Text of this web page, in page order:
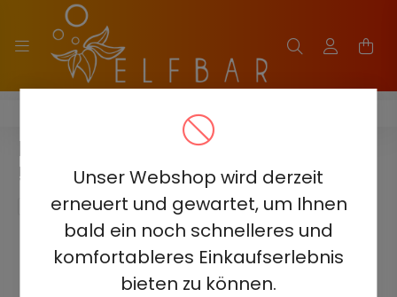
Unser Webshop wird derzeit
erneuert und gewartet, um Ihnen
bald ein noch schnelleres und
komfortableres Einkaufserlebnis
bieten zu können.
ELF BAR RAYA D3 25000
ELF BAR RAYA D3 - TRAUBENEIS
5% - WIEDERAUFLADBAR